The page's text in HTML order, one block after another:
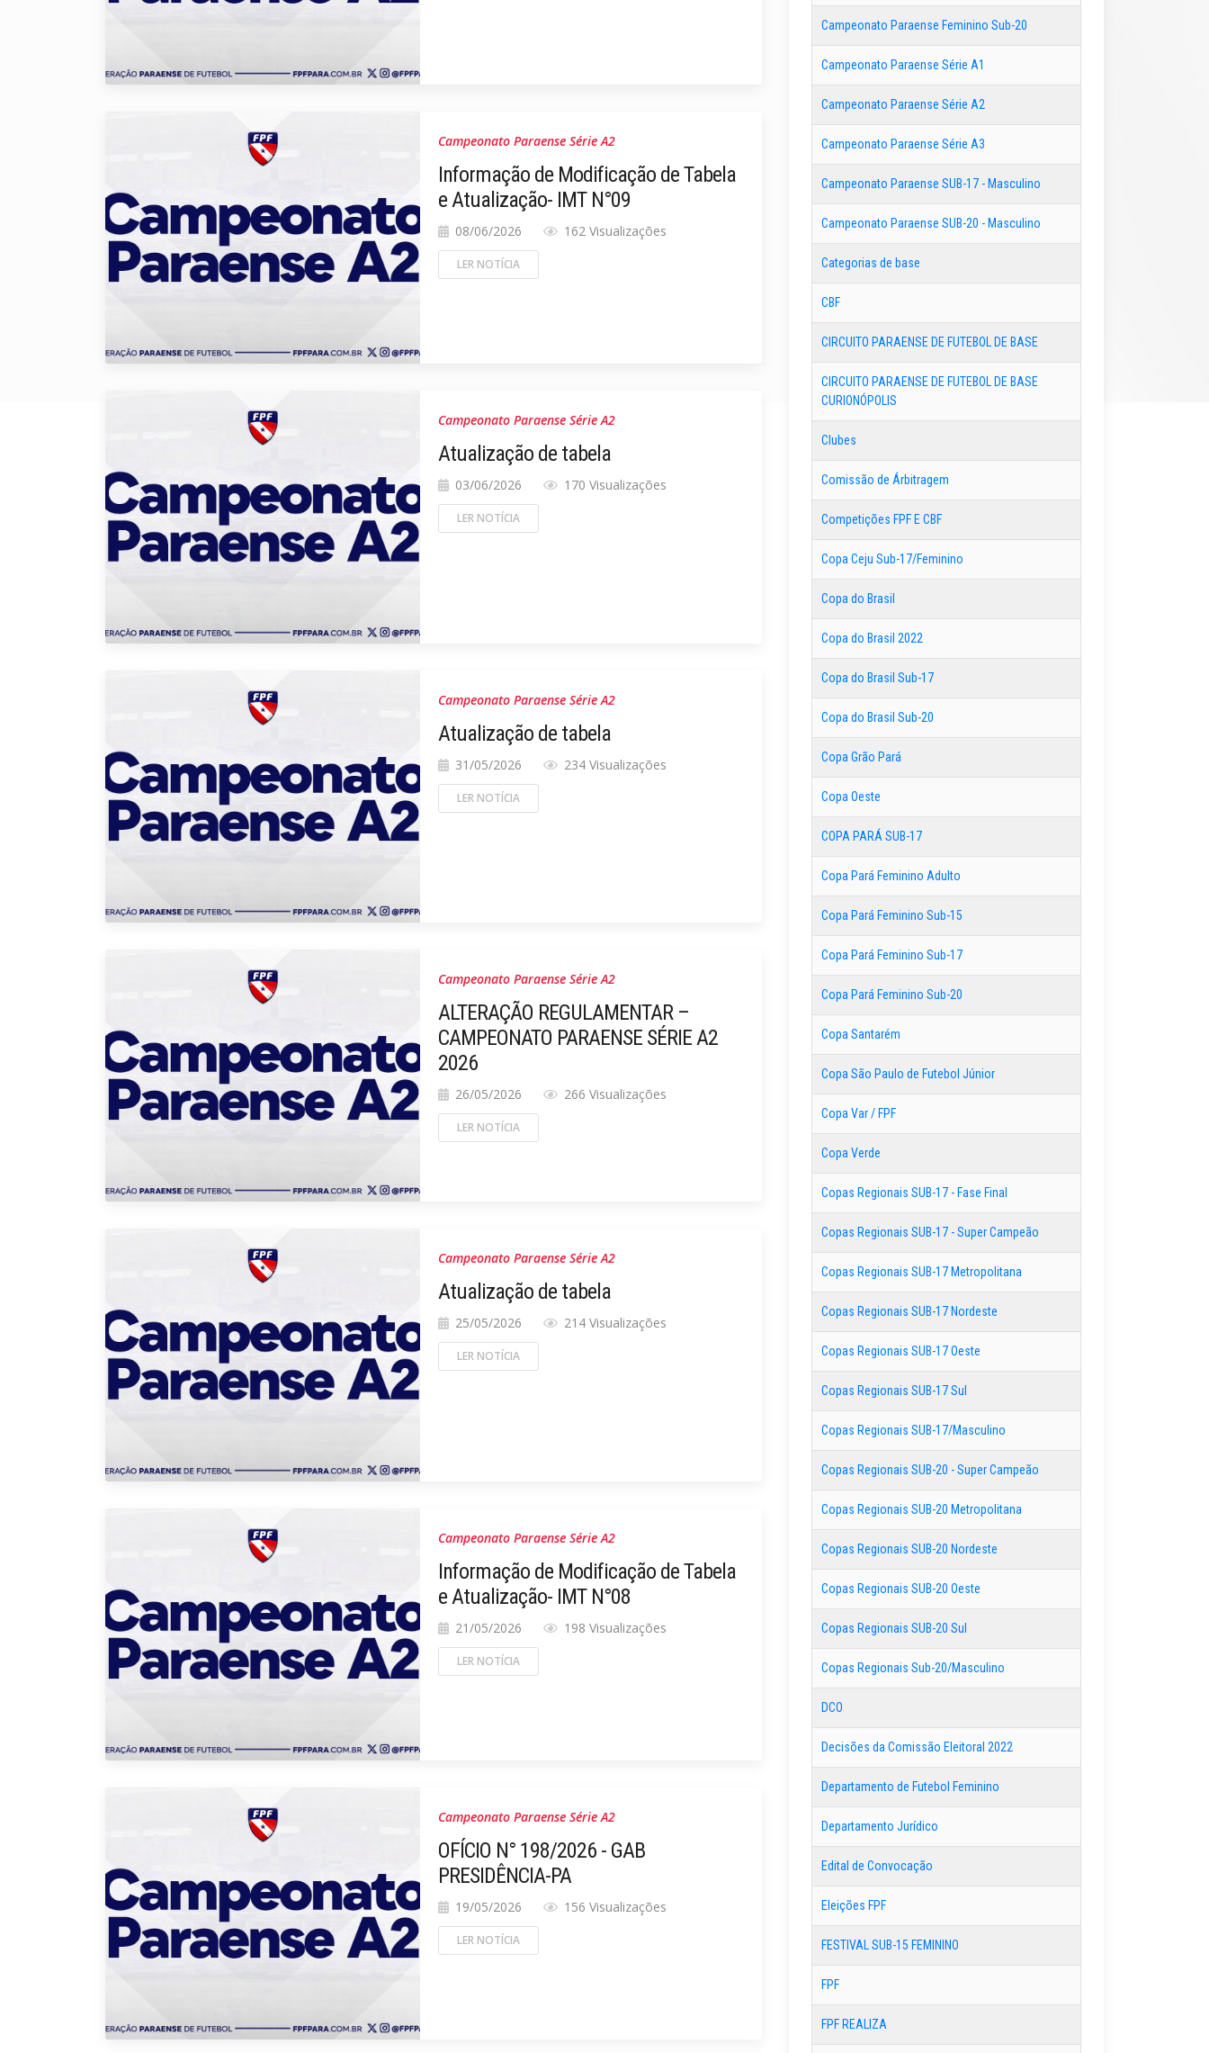
Campeonato Paraense Série A2
Informação de Modificação de Tabela
e Atualização- IMT N°09
08/06/2026 162 Visualizações
LER NOTÍCIA
Campeonato Paraense Série A2
Atualização de tabela
03/06/2026 170 Visualizações
LER NOTÍCIA
Campeonato Paraense Série A2
Atualização de tabela
31/05/2026 234 Visualizações
LER NOTÍCIA
Campeonato Paraense Série A2
ALTERAÇÃO REGULAMENTAR –
CAMPEONATO PARAENSE SÉRIE A2
2026
26/05/2026 266 Visualizações
LER NOTÍCIA
Campeonato Paraense Série A2
Atualização de tabela
25/05/2026 214 Visualizações
LER NOTÍCIA
Campeonato Paraense Série A2
Informação de Modificação de Tabela
e Atualização- IMT N°08
21/05/2026 198 Visualizações
LER NOTÍCIA
Campeonato Paraense Série A2
OFÍCIO N° 198/2026 - GAB
PRESIDÊNCIA-PA
19/05/2026 156 Visualizações
LER NOTÍCIA
Campeonato Paraense Feminino Sub-20
Campeonato Paraense Série A1
Campeonato Paraense Série A2
Campeonato Paraense Série A3
Campeonato Paraense SUB-17 - Masculino
Campeonato Paraense SUB-20 - Masculino
Categorias de base
CBF
CIRCUITO PARAENSE DE FUTEBOL DE BASE
CIRCUITO PARAENSE DE FUTEBOL DE BASE
CURIONÓPOLIS
Clubes
Comissão de Árbitragem
Competições FPF E CBF
Copa Ceju Sub-17/Feminino
Copa do Brasil
Copa do Brasil 2022
Copa do Brasil Sub-17
Copa do Brasil Sub-20
Copa Grão Pará
Copa Oeste
COPA PARÁ SUB-17
Copa Pará Feminino Adulto
Copa Pará Feminino Sub-15
Copa Pará Feminino Sub-17
Copa Pará Feminino Sub-20
Copa Santarém
Copa São Paulo de Futebol Júnior
Copa Var / FPF
Copa Verde
Copas Regionais SUB-17 - Fase Final
Copas Regionais SUB-17 - Super Campeão
Copas Regionais SUB-17 Metropolitana
Copas Regionais SUB-17 Nordeste
Copas Regionais SUB-17 Oeste
Copas Regionais SUB-17 Sul
Copas Regionais SUB-17/Masculino
Copas Regionais SUB-20 - Super Campeão
Copas Regionais SUB-20 Metropolitana
Copas Regionais SUB-20 Nordeste
Copas Regionais SUB-20 Oeste
Copas Regionais SUB-20 Sul
Copas Regionais Sub-20/Masculino
DCO
Decisões da Comissão Eleitoral 2022
Departamento de Futebol Feminino
Departamento Jurídico
Edital de Convocação
Eleições FPF
FESTIVAL SUB-15 FEMININO
FPF
FPF REALIZA